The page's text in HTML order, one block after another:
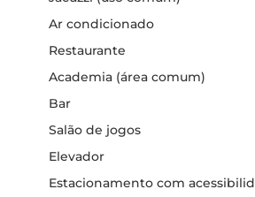
Ar condicionado
Restaurante
Academia (área comum)
Bar
Salão de jogos
Elevador
Estacionamento com